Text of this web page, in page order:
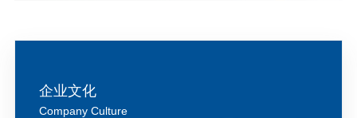
企业文化
Company Culture